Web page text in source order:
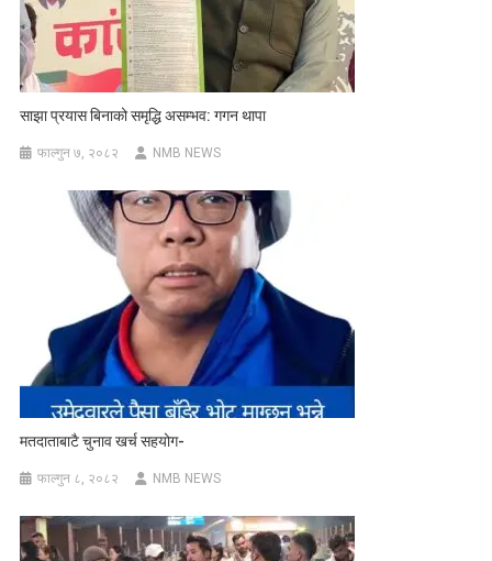
साझा प्रयास बिनाको समृद्धि असम्भव: गगन थापा
फाल्गुन ७, २०८२ NMB NEWS
मतदाताबाटै चुनाव खर्च सहयोग-
फाल्गुन ८, २०८२ NMB NEWS